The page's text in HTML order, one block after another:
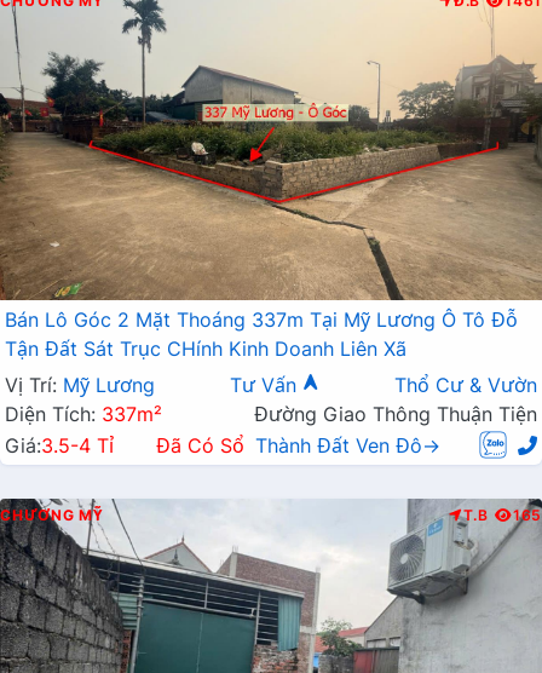
Bán Lô Góc 2 Mặt Thoáng 337m Tại Mỹ Lương Ô Tô Đỗ
Tận Đất Sát Trục CHính Kinh Doanh Liên Xã
Vị Trí: Mỹ Lương Tư Vấn
Thổ Cư & Vườn
Diện Tích: 337m²
Đường Giao Thông Thuận Tiện
Giá:3.5-4 Tỉ Đã Có Sổ Thành Đất Ven Đô→
CHƯƠNG MỸ T.B 165